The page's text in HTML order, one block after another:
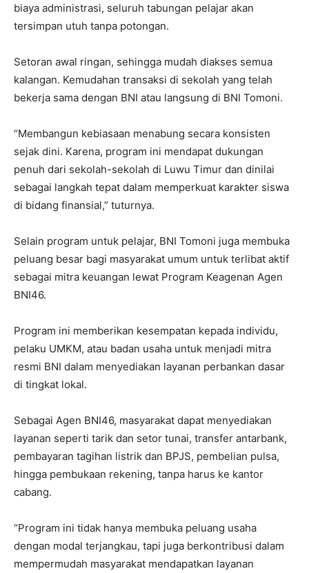
biaya administrasi, seluruh tabungan pelajar akan
tersimpan utuh tanpa potongan.
Setoran awal ringan, sehingga mudah diakses semua
kalangan. Kemudahan transaksi di sekolah yang telah
bekerja sama dengan BNI atau langsung di BNI Tomoni.
“Membangun kebiasaan menabung secara konsisten
sejak dini. Karena, program ini mendapat dukungan
penuh dari sekolah-sekolah di Luwu Timur dan dinilai
sebagai langkah tepat dalam memperkuat karakter siswa
di bidang finansial,” tuturnya.
Selain program untuk pelajar, BNI Tomoni juga membuka
peluang besar bagi masyarakat umum untuk terlibat aktif
sebagai mitra keuangan lewat Program Keagenan Agen
BNI46.
Program ini memberikan kesempatan kepada individu,
pelaku UMKM, atau badan usaha untuk menjadi mitra
resmi BNI dalam menyediakan layanan perbankan dasar
di tingkat lokal.
Sebagai Agen BNI46, masyarakat dapat menyediakan
layanan seperti tarik dan setor tunai, transfer antarbank,
pembayaran tagihan listrik dan BPJS, pembelian pulsa,
hingga pembukaan rekening, tanpa harus ke kantor
cabang.
“Program ini tidak hanya membuka peluang usaha
dengan modal terjangkau, tapi juga berkontribusi dalam
mempermudah masyarakat mendapatkan layanan